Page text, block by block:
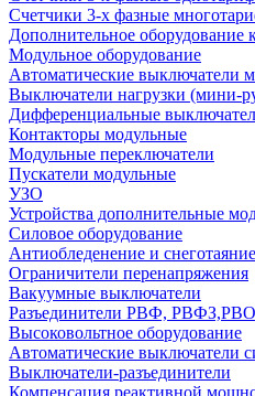
Счетчики 3-х фазные
Дополнительное оборудование
Модульное оборудование
Автоматические выключатели
Выключатели нагрузки (мини-
Дифференциальные
Контакторы модульные
Модульные переключатели
Пускатели модульные
УЗО
Устройства дополнительные
Силовое оборудование
Антиобледенение и снеготаяние
Ограничители перенапряжения
Вакуумные выключатели
Разъединители РВФ,
Высоковольтное оборудование
Автоматические выключатели
Выключатели-разъединители
Компенсация реактивной